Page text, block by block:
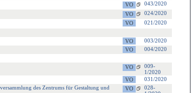
043/2020
024/2020
021/2020
003/2020
004/2020
009-
1/2020
031/2020
des Zentrums für Gestaltung und
028-